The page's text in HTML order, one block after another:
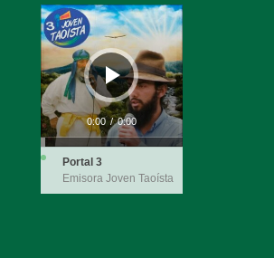
Reproductor
de
audio
0:00 / 0:00
Portal 3
Emisora Joven Taoísta